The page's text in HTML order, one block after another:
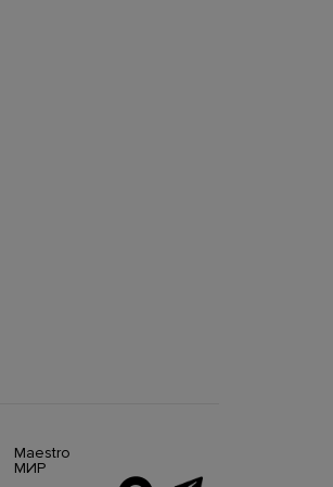
Maestro
МИР